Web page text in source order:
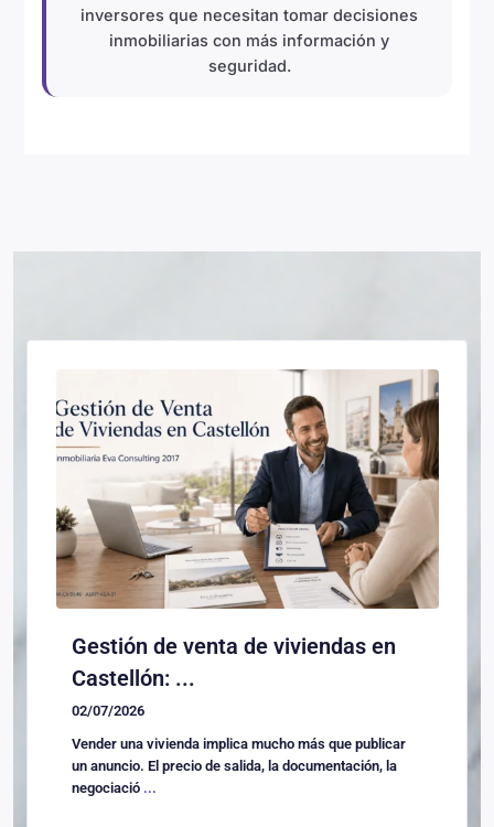
inversores que necesitan tomar decisiones
inmobiliarias con más información y
seguridad.
Gestión de venta de viviendas en
Castellón: ...
02/07/2026
Vender una vivienda implica mucho más que publicar
un anuncio. El precio de salida, la documentación, la
negociació ...